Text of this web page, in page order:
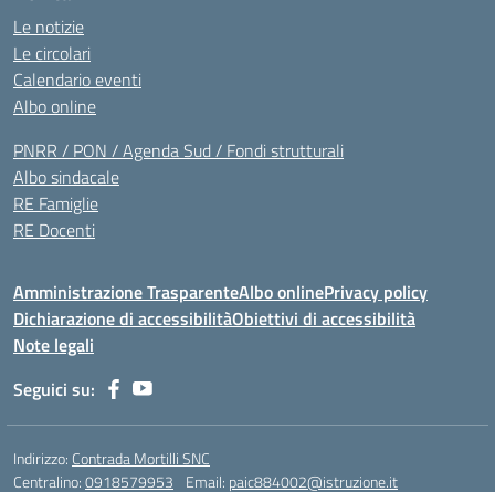
Le notizie
Le circolari
Calendario eventi
Albo online
PNRR / PON / Agenda Sud / Fondi strutturali
Albo sindacale
RE Famiglie
RE Docenti
Amministrazione TrasparenteAlbo onlinePrivacy policy
Dichiarazione di accessibilitàObiettivi di accessibilità
Note legali
Seguici su:
Indirizzo: Contrada Mortilli SNC
Centralino:0918579953 Email: paic884002@istruzione.it